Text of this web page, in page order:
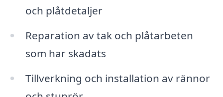
och plåtdetaljer
Reparation av tak och plåtarbeten
som har skadats
Tillverkning och installation av rännor